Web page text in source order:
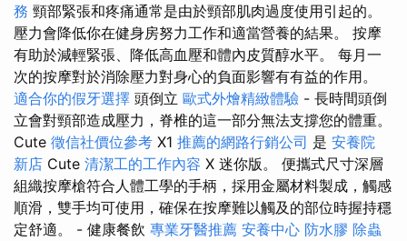
務 頸部緊張和疼痛通常是由於頸部肌肉過度使用引起的。
壓力會降低你在健身房努力工作和適當營養的結果。 按摩
有助於減輕緊張、降低高血壓和體內皮質醇水平。 每月一
次的按摩對於消除壓力對身心的負面影響有有益的作用。
適合你的假牙選擇 頭倒立 歐式外燴精緻體驗 - 長時間頭倒
立會對頸部造成壓力，脊椎的這一部分無法支撐您的體重。
Cute 徵信社價位參考 X1 推薦的網路行銷公司 是 安養院
新店 Cute 清潔工的工作內容 X 迷你版。 便攜式尺寸深層
組織按摩槍符合人體工學的手柄，採用金屬材料製成，觸感
順滑，雙手均可使用，確保在按摩難以觸及的部位時握持穩
定舒適。 - 健康餐飲 專業牙醫推薦 安養中心 防水膠 除蟲